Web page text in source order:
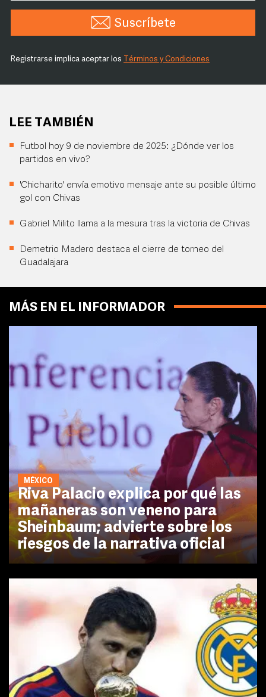
Suscríbete
Registrarse implica aceptar los Términos y Condiciones
LEE TAMBIÉN
Futbol hoy 9 de noviembre de 2025: ¿Dónde ver los
partidos en vivo?
'Chicharito' envía emotivo mensaje ante su posible último
gol con Chivas
Gabriel Milito llama a la mesura tras la victoria de Chivas
Demetrio Madero destaca el cierre de torneo del
Guadalajara
MÁS EN EL INFORMADOR
MÉXICO
Riva Palacio explica por qué las
mañaneras son veneno para
Sheinbaum; advierte sobre los
riesgos de la narrativa oficial